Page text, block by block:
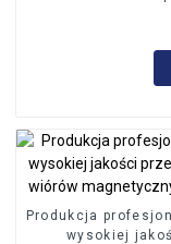
Produkcja
wysokiej